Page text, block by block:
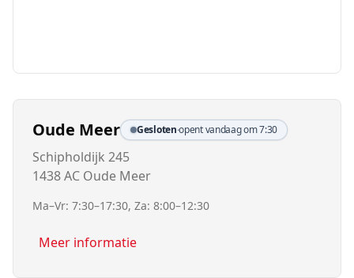
Oude Meer Gesloten·opent vandaag om 7:30
Schipholdijk 245
1438 AC Oude Meer
Ma–Vr: 7:30–17:30, Za: 8:00–12:30
Meer informatie